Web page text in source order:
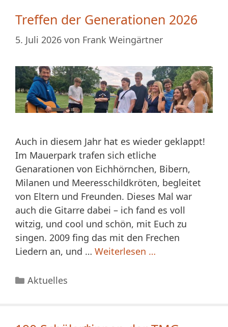
Treffen der Generationen 2026
5. Juli 2026 von Frank Weingärtner
Auch in diesem Jahr hat es wieder geklappt!
Im Mauerpark trafen sich etliche
Genarationen von Eichhörnchen, Bibern,
Milanen und Meeresschildkröten, begleitet
von Eltern und Freunden. Dieses Mal war
auch die Gitarre dabei – ich fand es voll
witzig, und cool und schön, mit Euch zu
singen. 2009 fing das mit den Frechen
Liedern an, und … Weiterlesen …
Kategorien
Aktuelles